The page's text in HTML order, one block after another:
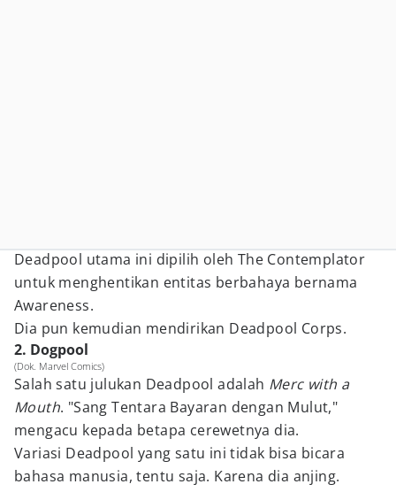
Deadpool utama ini dipilih oleh The Contemplator
untuk menghentikan entitas berbahaya bernama
Awareness.
Dia pun kemudian mendirikan Deadpool Corps.
2. Dogpool
(Dok. Marvel Comics)
Salah satu julukan Deadpool adalah Merc with a
Mouth. "Sang Tentara Bayaran dengan Mulut,"
mengacu kepada betapa cerewetnya dia.
Variasi Deadpool yang satu ini tidak bisa bicara
bahasa manusia, tentu saja. Karena dia anjing.